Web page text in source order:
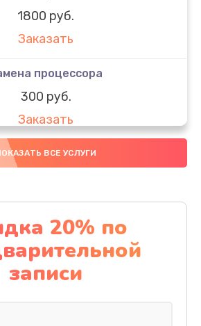
1800 руб.
Заказать
процессора
300 руб.
Заказать
оперативной памяти
Заказать
материнской платы
500 руб.
Заказать
ВСЕ УСЛУГИ
20% по
записи